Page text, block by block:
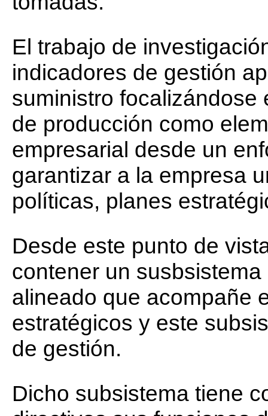
El trabajo de
indicadores de gestión
suministro
de producción como
empresarial desde un
garantizar a la empresa
políticas, planes
Desde este punto de
contener un
alineado que acompañe
estratégicos y este
de gestión.
Dicho subsistema tiene